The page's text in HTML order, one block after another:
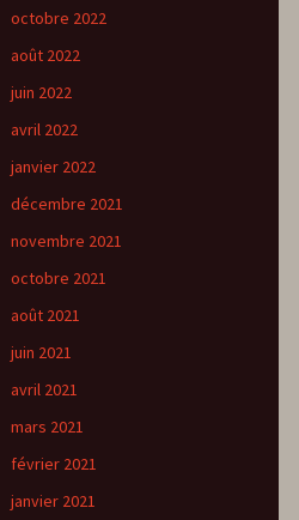
octobre 2022
août 2022
juin 2022
avril 2022
janvier 2022
décembre 2021
novembre 2021
octobre 2021
août 2021
juin 2021
avril 2021
mars 2021
février 2021
janvier 2021